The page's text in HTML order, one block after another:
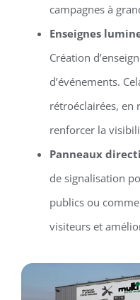
campagnes à
Enseignes
Création
d’événements.
rétroéclairées,
renforcer la
Panneaux
de signalisation
publics ou
visiteurs et